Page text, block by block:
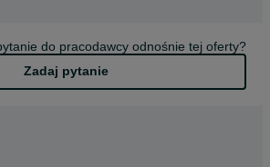
pracy.
do pracodawcy odnośnie tej oferty?
Zadaj pytanie